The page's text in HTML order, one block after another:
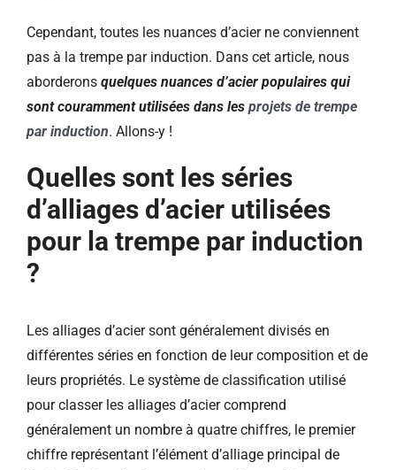
Cependant, toutes les nuances d’acier ne conviennent
pas à la trempe par induction. Dans cet article, nous
aborderons quelques nuances d’acier populaires qui
sont couramment utilisées dans les projets de trempe
par induction. Allons-y !
Quelles sont les séries
d’alliages d’acier utilisées
pour la trempe par induction
?
Les alliages d’acier sont généralement divisés en
différentes séries en fonction de leur composition et de
leurs propriétés. Le système de classification utilisé
pour classer les alliages d’acier comprend
généralement un nombre à quatre chiffres, le premier
chiffre représentant l’élément d’alliage principal de